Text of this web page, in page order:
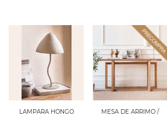
LAMPARA HONGO
MESA DE ARRIMO /